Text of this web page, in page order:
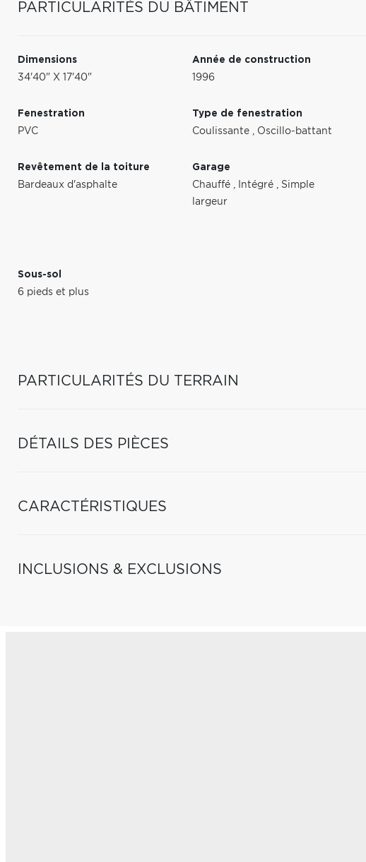
PARTICULARITÉS DU BÂTIMENT
Dimensions
34'40" X 17'40"
Année de construction
1996
Fenestration
PVC
Type de fenestration
Coulissante , Oscillo-battant
Revêtement de la toiture
Bardeaux d'asphalte
Garage
Chauffé , Intégré , Simple
largeur
Sous-sol
6 pieds et plus
PARTICULARITÉS DU TERRAIN
DÉTAILS DES PIÈCES
CARACTÉRISTIQUES
INCLUSIONS & EXCLUSIONS